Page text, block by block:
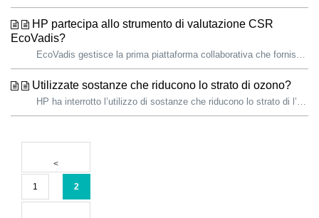
HP partecipa allo strumento di valutazione CSR
EcoVadis?
EcoVadis gestisce la prima piattaforma collaborativa che fornisce valutazioni sulla sostenibilità dei fornitori per le filiere a livello globale. La piatta...
Utilizzate sostanze che riducono lo strato di ozono?
HP ha interrotto l’utilizzo di sostanze che riducono lo strato di l’ozono (ODS) in tutti i suoi prodotti e nelle operazioni di produzione nel 1993. Le ...
1 2